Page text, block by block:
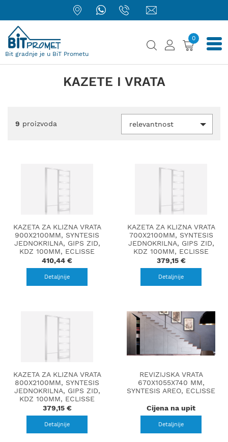
Bit gradnje je u BiT Prometu
0
KAZETE I VRATA
9 proizvoda relevantnost
KAZETA ZA KLIZNA VRATA
900X2100MM, SYNTESIS
JEDNOKRILNA, GIPS ZID,
KDZ 100MM, ECLISSE
410,44 €
Detaljnije
KAZETA ZA KLIZNA VRATA
700X2100MM, SYNTESIS
JEDNOKRILNA, GIPS ZID,
KDZ 100MM, ECLISSE
379,15 €
Detaljnije
KAZETA ZA KLIZNA VRATA
800X2100MM, SYNTESIS
JEDNOKRILNA, GIPS ZID,
KDZ 100MM, ECLISSE
379,15 €
Detaljnije
REVIZIJSKA VRATA
670X1055X740 MM,
SYNTESIS AREO, ECLISSE
Cijena na upit
Detaljnije